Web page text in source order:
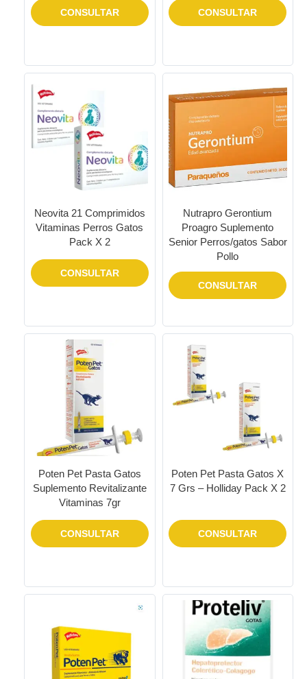
CONSULTAR CONSULTAR
Neovita 21 Comprimidos
Vitaminas Perros Gatos
Pack X 2
CONSULTAR
Nutrapro Gerontium
Proagro Suplemento
Senior Perros/gatos Sabor
Pollo
CONSULTAR
Poten Pet Pasta Gatos
Suplemento Revitalizante
Vitaminas 7gr
CONSULTAR
Poten Pet Pasta Gatos X
7 Grs – Holliday Pack X 2
CONSULTAR